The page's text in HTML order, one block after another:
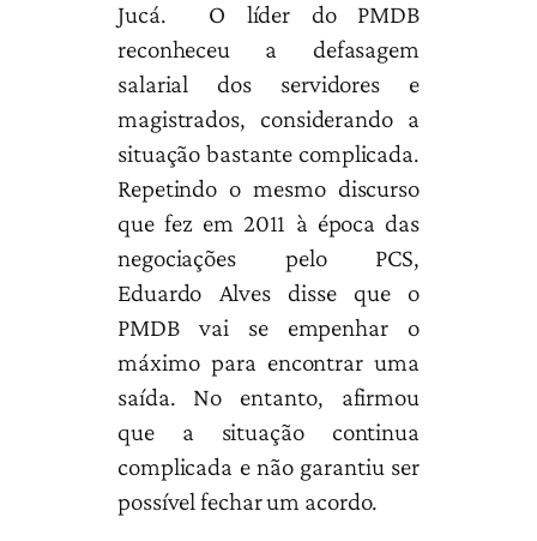
Jucá. O líder do PMDB
reconheceu a defasagem
salarial dos servidores e
magistrados, considerando a
situação bastante complicada.
Repetindo o mesmo discurso
que fez em 2011 à época das
negociações pelo PCS,
Eduardo Alves disse que o
PMDB vai se empenhar o
máximo para encontrar uma
saída. No entanto, afirmou
que a situação continua
complicada e não garantiu ser
possível fechar um acordo.